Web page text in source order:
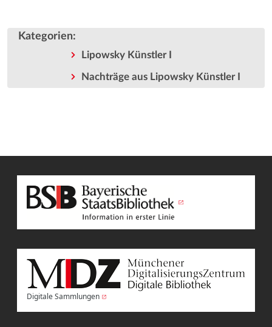
Kategorien:
Lipowsky Künstler I
Nachträge aus Lipowsky Künstler I
Digitale Sammlungen